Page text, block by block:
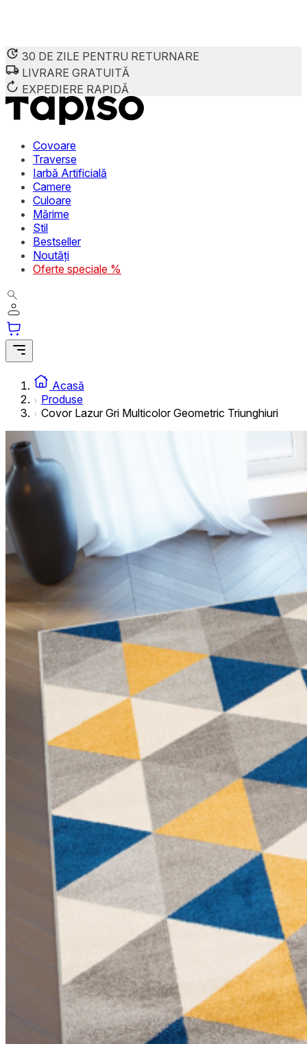
30 DE ZILE PENTRU RETURNARE
LIVRARE GRATUITĂ
EXPEDIERE RAPIDĂ
Covoare
Traverse
Iarbă Artificială
Camere
Culoare
Mărime
Stil
Bestseller
Noutăți
Oferte speciale %
Acasă
Produse
Covor Lazur Gri Multicolor Geometric Triunghiuri
Folosim cookie-uri pentru a personaliza conținutul și
Împărtășim informații despre modul în care utilizezi
combina aceste informații cu alte date primite de la tine
stochează date care permit identificarea persoanei.
preferată sau regiunea în care se află utilizatorul.
Statistică
interesante pentru utilizatori și, astfel, mai valoroase
Cookie-urile neclasificate